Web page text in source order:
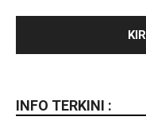
INFO TERKINI :